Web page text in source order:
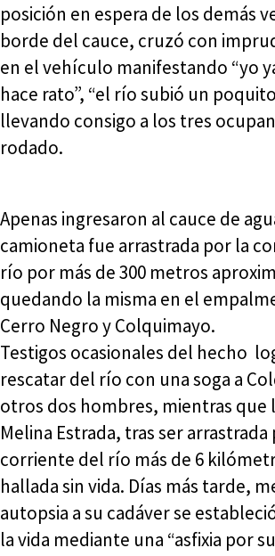
posición en espera de los demás
borde del cauce, cruzó con
en el vehículo manifestando “yo
hace rato”, “el río subió un
llevando consigo a los tres
rodado.
Apenas ingresaron al cauce de
camioneta fue arrastrada por la
río por más de 300 metros
quedando la misma en el
Cerro Negro y Colquimayo.
Testigos ocasionales del hecho
rescatar del río con una soga a
otros dos hombres, mientras que
Melina Estrada, tras ser arrastrada
corriente del río más de 6
hallada sin vida. Días más tarde,
autopsia a su cadáver se
la vida mediante una “asfixia por